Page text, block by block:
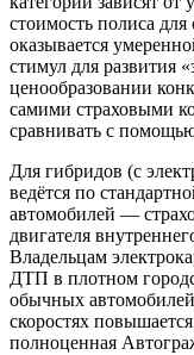
стоимость полиса для
оказывается
стимул для развития
ценообразовании
самими страховыми
сравнивать с
Для гибридов (с
ведётся по
автомобилей —
двигателя
Владельцам
ДТП в плотном
обычных
скоростях
полноценная